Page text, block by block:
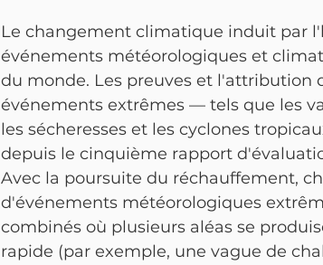
Le changement climatique induit par
événements météorologiques et
du monde. Les preuves et l'attribution
événements extrêmes — tels que les
les sécheresses et les cyclones
depuis le cinquième rapport
Avec la poursuite du réchauffement,
d'événements météorologiques
combinés où plusieurs aléas se
rapide (par exemple, une vague de